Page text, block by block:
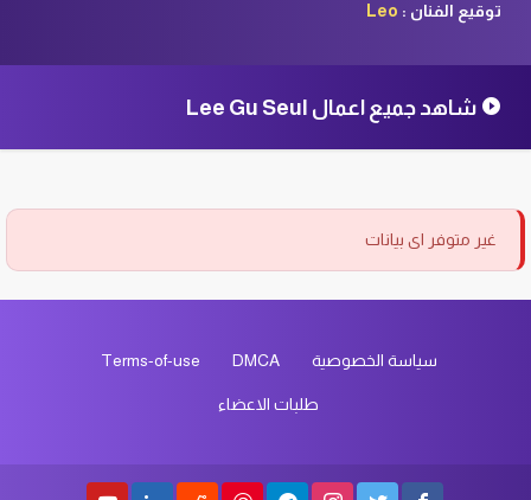
توقيع الفنان : Leo
شاهد جميع اعمال Lee Gu Seul
غير متوفر اى بيانات
سياسة الخصوصية DMCA
Terms-of-use
طلبات الاعضاء